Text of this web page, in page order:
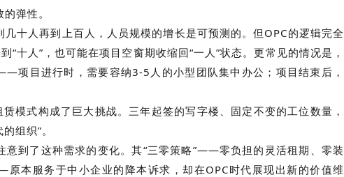
弹性。
十人再到上百人，人员规模的增长是可预测的。但OPC的逻辑完全
“十人”，也可能在项目空窗期收缩回“一人”状态。更常见的情况是，
项目进行时，需要容纳3-5人的小型团队集中办公；项目结束后，
模式构成了巨大挑战。三年起签的写字楼、固定不变的工位数量，
组织”。
意到了这种需求的变化。其“三零策略”——零负担的灵活租期、零装
本服务于中小企业的降本诉求，却在OPC时代展现出新的价值维